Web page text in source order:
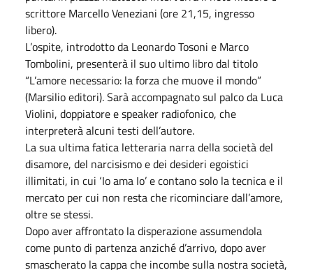
scrittore Marcello Veneziani (ore 21,15, ingresso
libero).
L’ospite, introdotto da Leonardo Tosoni e Marco
Tombolini, presenterà il suo ultimo libro dal titolo
“L’amore necessario: la forza che muove il mondo”
(Marsilio editori). Sarà accompagnato sul palco da Luca
Violini, doppiatore e speaker radiofonico, che
interpreterà alcuni testi dell’autore.
La sua ultima fatica letteraria narra della società del
disamore, del narcisismo e dei desideri egoistici
illimitati, in cui ‘Io ama Io’ e contano solo la tecnica e il
mercato per cui non resta che ricominciare dall’amore,
oltre se stessi.
Dopo aver affrontato la disperazione assumendola
come punto di partenza anziché d’arrivo, dopo aver
smascherato la cappa che incombe sulla nostra società,